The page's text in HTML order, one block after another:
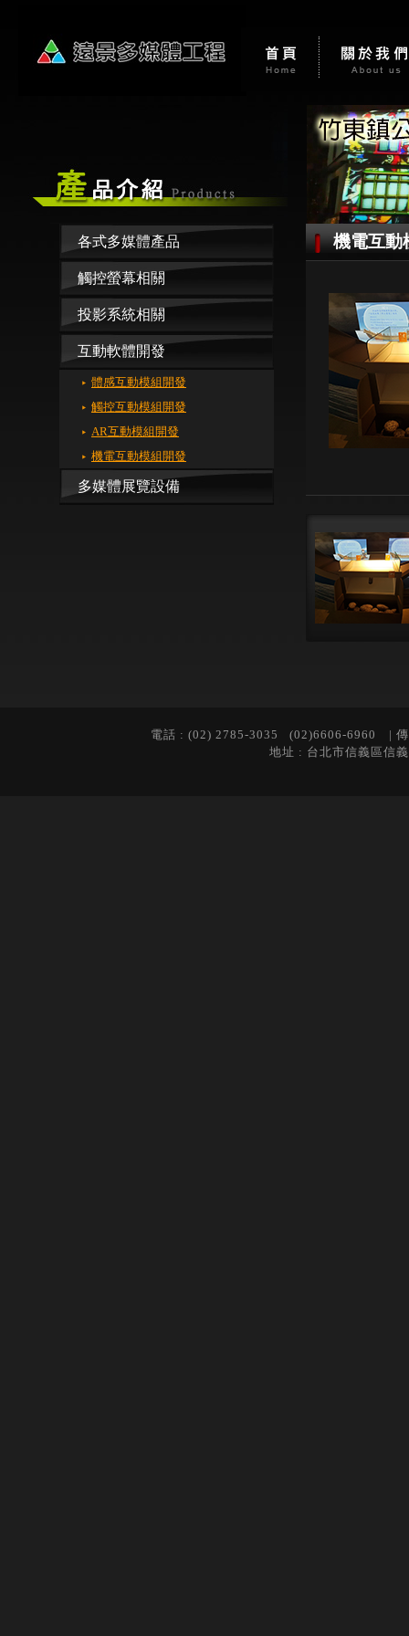
各式多媒體產品
觸控螢幕相關
投影系統相關
互動軟體開發
體感互動模組開發
觸控互動模組開發
AR互動模組開發
機電互動模組開發
多媒體展覽設備
機電互動
電話 : (02) 2785-3035 (02)6606-6960 |
地址 : 台北市信義區信